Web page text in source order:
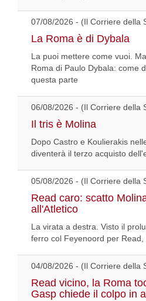
07/08/2026 - (Il Corriere della
La Roma è di Dybala
La puoi mettere come vuoi.
Roma di Paulo Dybala: come
questa parte
06/08/2026 - (Il Corriere della
Il tris è Molina
Dopo Castro e Koulierakis
diventerà il terzo acquisto
05/08/2026 - (Il Corriere della
Read caro: scatto
all'Atletico
La virata a destra. Visto il
ferro col Feyenoord per Read,
04/08/2026 - (Il Corriere della
Read vicino, la Roma
Gasp chiede il colpo in